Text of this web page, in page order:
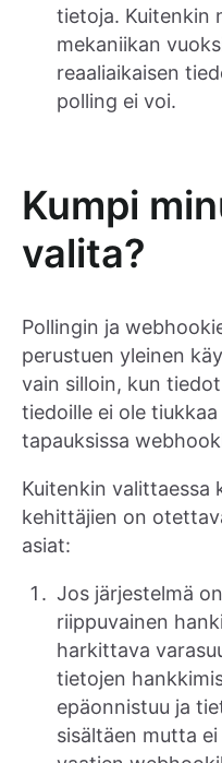
tietoja. Kuitenkin
mekaniikan
reaaliaikaisen
polling ei voi.
Kumpi
valita?
Pollingin ja
perustuen yleinen
vain silloin, kun
tiedoille ei ole
tapauksissa
Kuitenkin valittaessa
kehittäjien on
asiat:
Jos järjestelmä
riippuvainen
harkittava
tietojen
epäonnistuu ja
sisältäen mutta